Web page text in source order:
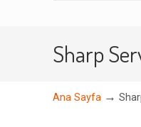
Sharp
Ana Sayfa →